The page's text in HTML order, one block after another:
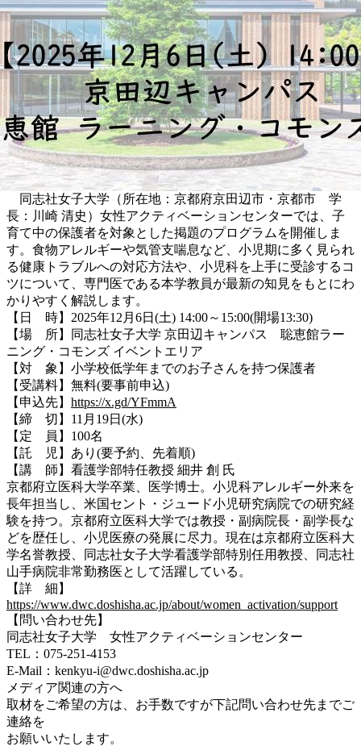
同志社女子大学（所在地：京都府京田辺市・京都市 学
長：川崎 清史）女性アクティベーションセンターでは、子
育て中の保護者を対象とした掲題のプログラムを開催しま
す。食物アレルギーや気管支喘息など、小児期に多く見られ
る健康トラブルへの対応方法や、小児科を上手に受診するコ
ツについて、専門医である本学教員が最新の知見をもとにわ
かりやすく解説します。
【日 時】2025年12月6日(土) 14:00～15:00(開場13:30)
【場 所】同志社女子大学 京田辺キャンパス 聡恵館ラー
ニング・コモンズ イベントエリア
【対 象】小学校低学年までのお子さんを持つ保護者
【受講料】無料(要事前申込)
【申込先】 https://x.gd/YFmmA
【締 切】11月19日(水)
【定 員】100名
【託 児】あり(要予約、先着順)
【講 師】看護学部特任教授 細井 創 氏
京都府立医科大学卒業、医学博士。小児科アレルギー外来を
長年担当し、米国セント・ジュード小児研究病院での研究経
験を持つ。京都府立医科大学では教授・副病院長・副学長な
どを歴任し、小児医療の発展に尽力。現在は京都府立医科大
学名誉教授、同志社女子大学看護学部特別任用教授、同志社
山手病院非常勤務医として活躍している。
【詳 細】
https://www.dwc.doshisha.ac.jp/about/women_activation/support
【問い合わせ先】
同志社女子大学 女性アクティベーションセンター
TEL：075-251-4153
E-Mail：kenkyu-i@dwc.doshisha.ac.jp
メディア関連の⽅へ
取材をご希望の⽅は、お⼿数ですが下記問い合わせ先までご
連絡を
お願いいたします。